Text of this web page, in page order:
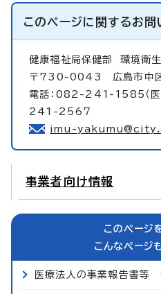
このページに関するお問
健康福祉局保健部 環境衛
〒730-0043 広島市中
電話：082-241-1585（
241-2567
imu-
事業者向け情報
このページ
こんなページ
医療法人の事業報告書